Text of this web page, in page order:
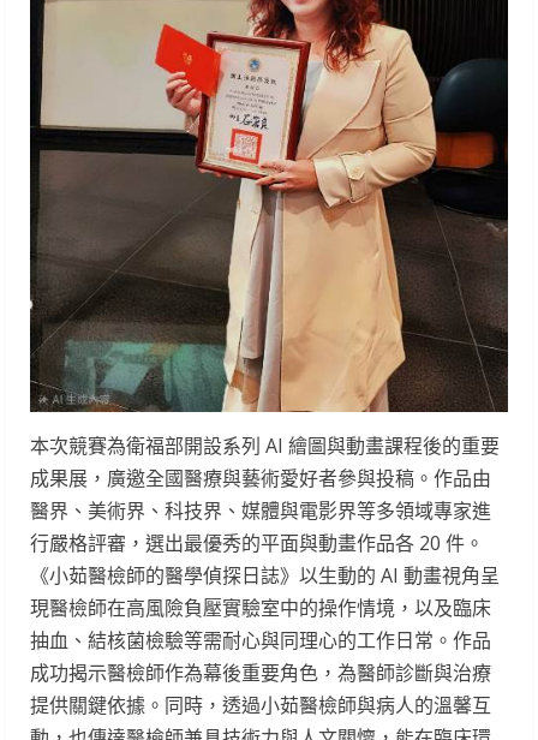
本次競賽為衛福部開設系列 AI 繪圖與動畫課程後的重要
成果展，廣邀全國醫療與藝術愛好者參與投稿。作品由
醫界、美術界、科技界、媒體與電影界等多領域專家進
行嚴格評審，選出最優秀的平面與動畫作品各 20 件。
《小茹醫檢師的醫學偵探日誌》以生動的 AI 動畫視角呈
現醫檢師在高風險負壓實驗室中的操作情境，以及臨床
抽血、結核菌檢驗等需耐心與同理心的工作日常。作品
成功揭示醫檢師作為幕後重要角色，為醫師診斷與治療
提供關鍵依據。同時，透過小茹醫檢師與病人的溫馨互